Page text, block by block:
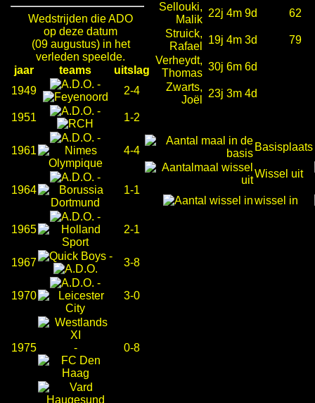
Wedstrijden die ADO
op deze datum
(09 augustus) in het
verleden speelde.
jaar
teams
uitslag
1949
-
2-4
1951
-
1-2
1961
-
4-4
1964
-
1-1
1965
-
2-1
1967
-
3-8
1970
-
3-0
1975 - 0-8
Sellouki,
Malik
22j 4m 9d
62
Struick,
Rafael
19j 4m 3d
79
Verheydt,
Thomas
30j 6m 6d
Zwarts,
Joël
23j 3m 4d
Basisplaats
Wissel uit
wissel in